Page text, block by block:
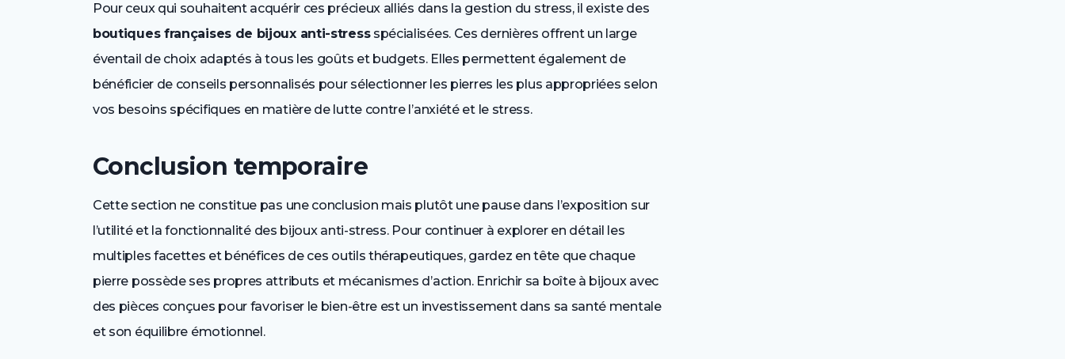
Pour ceux qui souhaitent acquérir ces précieux alliés dans la gestion du stress, il existe des
boutiques françaises de bijoux anti-stressspécialisées. Ces dernières offrent un large
éventail de choix adaptés à tous les goûts et budgets. Elles permettent également de
bénéficier de conseils personnalisés pour sélectionner les pierres les plus appropriées selon
vos besoins spécifiques en matière de lutte contre l’anxiété et le stress.
Conclusion temporaire
Cette section ne constitue pas une conclusion mais plutôt une pause dans l’exposition sur
l’utilité et la fonctionnalité des bijoux anti-stress. Pour continuer à explorer en détail les
multiples facettes et bénéfices de ces outils thérapeutiques, gardez en tête que chaque
pierre possède ses propres attributs et mécanismes d’action. Enrichir sa boîte à bijoux avec
des pièces conçues pour favoriser le bien-être est un investissement dans sa santé mentale
et son équilibre émotionnel.